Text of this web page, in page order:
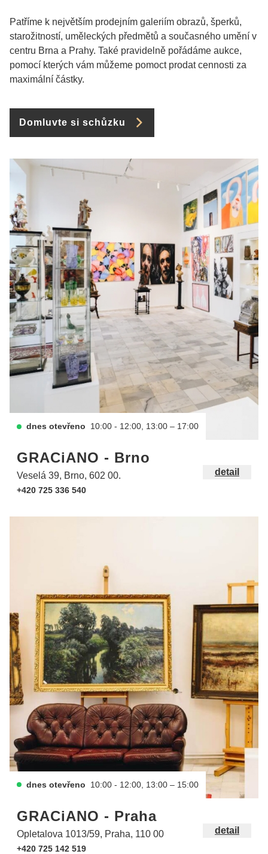
Patříme k největším prodejním galeriím obrazů, šperků,
starožitností, uměleckých předmětů a současného umění v
centru Brna a Prahy. Také pravidelně pořádáme aukce,
pomocí kterých vám můžeme pomoct prodat cennosti za
maximální částky.
Domluvte si schůzku
dnes otevřeno 10:00 - 12:00, 13:00 – 17:00
GRACiANO - Brno
Veselá 39, Brno, 602 00.
+420 725 336 540
detail
dnes otevřeno 10:00 - 12:00, 13:00 – 15:00
GRACiANO - Praha
Opletalova 1013/59, Praha, 110 00
+420 725 142 519
detail